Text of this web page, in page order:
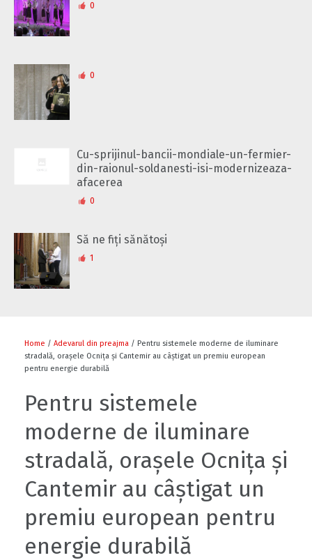
0
0
Cu-sprijinul-bancii-mondiale-un-fermier-
din-raionul-soldanesti-isi-modernizeaza-
afacerea
0
Să ne fiți sănătoși
1
Home / Adevarul din preajma / Pentru sistemele moderne de iluminare
stradală, orașele Ocnița și Cantemir au câștigat un premiu european
pentru energie durabilă
Pentru sistemele
moderne de iluminare
stradală, orașele Ocnița și
Cantemir au câștigat un
premiu european pentru
energie durabilă